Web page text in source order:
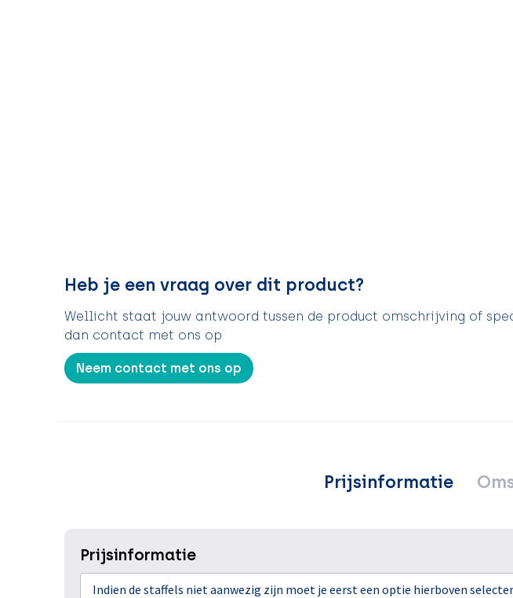
Heb je een vraag over dit product?
Wellicht staat jouw antwoord tussen de product omschrijving of
dan contact met ons op
Neem contact met ons op
Prijsinformatie
Prijsinformatie
Indien de staffels niet aanwezig zijn moet je eerst een optie hierboven